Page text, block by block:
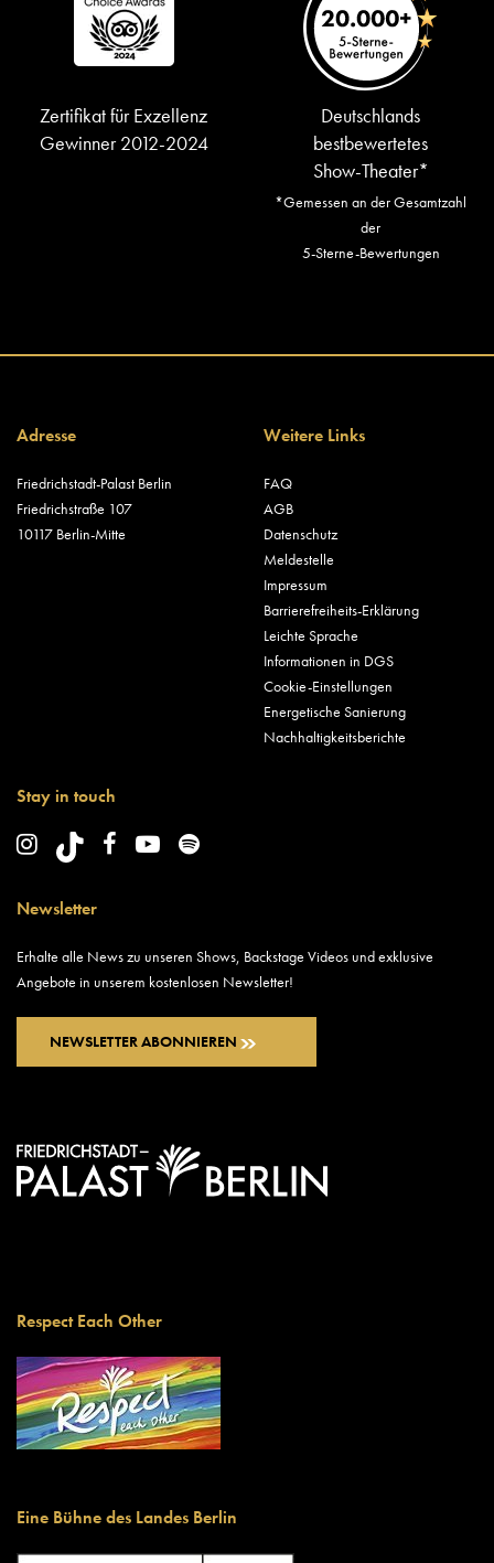
Zertifikat für Exzellenz
Gewinner 2012-2024
Deutschlands
bestbewertetes
Show-Theater*
*Gemessen an der Gesamtzahl
der
5-Sterne-Bewertungen
Adresse
Friedrichstadt-Palast Berlin
Friedrichstraße 107
10117 Berlin-Mitte
Weitere Links
FAQ
AGB
Datenschutz
Meldestelle
Impressum
Barrierefreiheits-Erklärung
Leichte Sprache
Informationen in DGS
Cookie-Einstellungen
Energetische Sanierung
Nachhaltigkeitsberichte
Stay in touch
Newsletter
Erhalte alle News zu unseren Shows, Backstage Videos und exklusive
Angebote in unserem kostenlosen Newsletter!
NEWSLETTER ABONNIEREN
Respect Each Other
Eine Bühne des Landes Berlin